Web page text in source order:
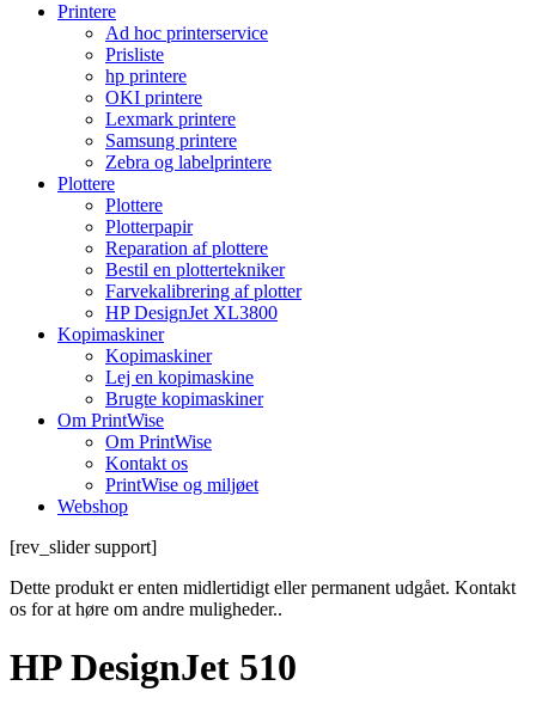
Printere
Ad hoc printerservice
Prisliste
hp printere
OKI printere
Lexmark printere
Samsung printere
Zebra og labelprintere
Plottere
Plottere
Plotterpapir
Reparation af plottere
Bestil en plottertekniker
Farvekalibrering af plotter
HP DesignJet XL3800
Kopimaskiner
Kopimaskiner
Lej en kopimaskine
Brugte kopimaskiner
Om PrintWise
Om PrintWise
Kontakt os
PrintWise og miljøet
Webshop
[rev_slider support]
Dette produkt er enten midlertidigt eller permanent udgået. Kontakt
os for at høre om andre muligheder..
HP DesignJet 510